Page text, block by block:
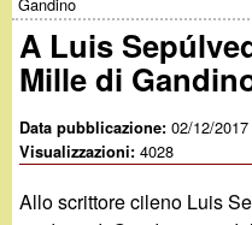
w
w
.
g
Tu
sei
qui
A Luis
Mille di
Data pubblicazione:02/12/2017
Visualizzazioni:4028
Allo scrittore cileno Luis